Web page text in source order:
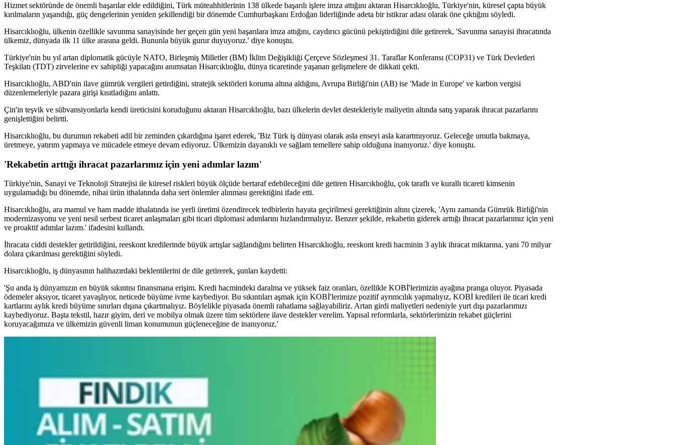
Hizmet sektöründe de önemli başarılar elde edildiğini, Türk müteahhitlerinin 138 ülkede başarılı işlere imza attığını aktaran Hisarcıklıoğlu, Türkiye'nin, küresel çapta büyük
kırılmaların yaşandığı, güç dengelerinin yeniden şekillendiği bir dönemde Cumhurbaşkanı Erdoğan liderliğinde adeta bir istikrar adası olarak öne çıktığını söyledi.
Hisarcıklıoğlu, ülkenin özellikle savunma sanayisinde her geçen gün yeni başarılara imza attığını, caydırıcı gücünü pekiştirdiğini dile getirerek, 'Savunma sanayisi ihracatında
ülkemiz, dünyada ilk 11 ülke arasına geldi. Bununla büyük gurur duyuyoruz.' diye konuştu.
Türkiye'nin bu yıl artan diplomatik gücüyle NATO, Birleşmiş Milletler (BM) İklim Değişikliği Çerçeve Sözleşmesi 31. Taraflar Konferansı (COP31) ve Türk Devletleri
Teşkilatı (TDT) zirvelerine ev sahipliği yapacağını anımsatan Hisarcıklıoğlu, dünya ticaretinde yaşanan gelişmelere de dikkati çekti.
Hisarcıklıoğlu, ABD'nin ilave gümrük vergileri getirdiğini, stratejik sektörleri koruma altına aldığını, Avrupa Birliği'nin (AB) ise 'Made in Europe' ve karbon vergisi
düzenlemeleriyle pazara girişi kısıtladığını anlattı.
Çin'in teşvik ve sübvansiyonlarla kendi üreticisini koruduğunu aktaran Hisarcıklıoğlu, bazı ülkelerin devlet destekleriyle maliyetin altında satış yaparak ihracat pazarlarını
genişlettiğini belirtti.
Hisarcıklıoğlu, bu durumun rekabeti adil bir zeminden çıkardığına işaret ederek, 'Biz Türk iş dünyası olarak asla enseyi asla karartmıyoruz. Geleceğe umutla bakmaya,
üretmeye, yatırım yapmaya ve mücadele etmeye devam ediyoruz. Ülkemizin dayanıklı ve sağlam temellere sahip olduğuna inanıyoruz.' diye konuştu.
'Rekabetin arttığı ihracat pazarlarımız için yeni adımlar lazım'
Türkiye'nin, Sanayi ve Teknoloji Stratejisi ile küresel riskleri büyük ölçüde bertaraf edebileceğini dile getiren Hisarcıklıoğlu, çok taraflı ve kurallı ticareti kimsenin
uygulamadığı bu dönemde, nihai ürün ithalatında daha sert önlemler alınması gerektiğini ifade etti.
Hisarcıklıoğlu, ara mamul ve ham madde ithalatında ise yerli üretimi özendirecek tedbirlerin hayata geçirilmesi gerektiğinin altını çizerek, 'Aynı zamanda Gümrük Birliği'nin
modernizasyonu ve yeni nesil serbest ticaret anlaşmaları gibi ticari diplomasi adımlarını hızlandırmalıyız. Benzer şekilde, rekabetin giderek arttığı ihracat pazarlarımız için yeni
ve proaktif adımlar lazım.' ifadesini kullandı.
İhracata ciddi destekler getirildiğini, reeskont kredilerinde büyük artışlar sağlandığını belirten Hisarcıklıoğlu, reeskont kredi hacminin 3 aylık ihracat miktarına, yani 70 milyar
dolara çıkarılması gerektiğini söyledi.
Hisarcıklıoğlu, iş dünyasının halihazırdaki beklentilerini de dile getirerek, şunları kaydetti:
'Şu anda iş dünyamızın en büyük sıkıntısı finansmana erişim. Kredi hacmindeki daralma ve yüksek faiz oranları, özellikle KOBİ'lerimizin ayağına pranga oluyor. Piyasada
ödemeler aksıyor, ticaret yavaşlıyor, neticede büyüme ivme kaybediyor. Bu sıkıntıları aşmak için KOBİ'lerimize pozitif ayrımcılık yapmalıyız, KOBİ kredileri ile ticari kredi
kartlarını aylık kredi büyüme sınırları dışına çıkartmalıyız. Böylelikle piyasada önemli rahatlama sağlayabiliriz. Artan girdi maliyetleri nedeniyle yurt dışı pazarlarımızı
kaybediyoruz. Başta tekstil, hazır giyim, deri ve mobilya olmak üzere tüm sektörlere ilave destekler verelim. Yapısal reformlarla, sektörlerimizin rekabet güçlerini
koruyacağımıza ve ülkemizin güvenli liman konumunun güçleneceğine de inanıyoruz.'